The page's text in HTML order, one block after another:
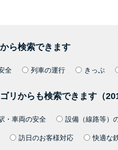
ら検索できます
全 列車の運行 きっぷ
リからも検索できます（
・車両の安全 設備（線路等）
訪日のお客様対応 快適な